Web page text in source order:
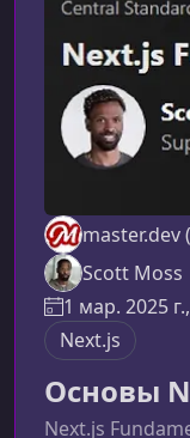
настроите
master.dev
Scott Moss
1 мар. 2025
Next.js
Основы
Next.js